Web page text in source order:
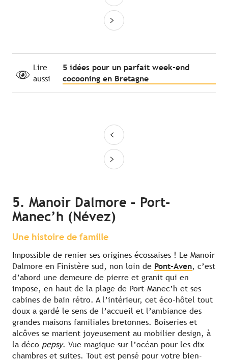
Lire
aussi
5 idées pour un parfait week-end
cocooning en Bretagne
5. Manoir Dalmore – Port-
Manec’h (Névez)
Une histoire de famille
Impossible de renier ses origines écossaises ! Le Manoir
Dalmore en Finistère sud, non loin de Pont-Aven, c’est
d’abord une demeure de pierre et granit qui en
impose, en haut de la plage de Port-Manec’h et ses
cabines de bain rétro. A l’intérieur, cet éco-hôtel tout
doux a gardé le sens de l’accueil et l’ambiance des
grandes maisons familiales bretonnes. Boiseries et
alcôves se marient joyeusement au mobilier design, à
la déco pepsy. Vue magique sur l’océan pour les dix
chambres et suites. Tout est pensé pour votre bien-